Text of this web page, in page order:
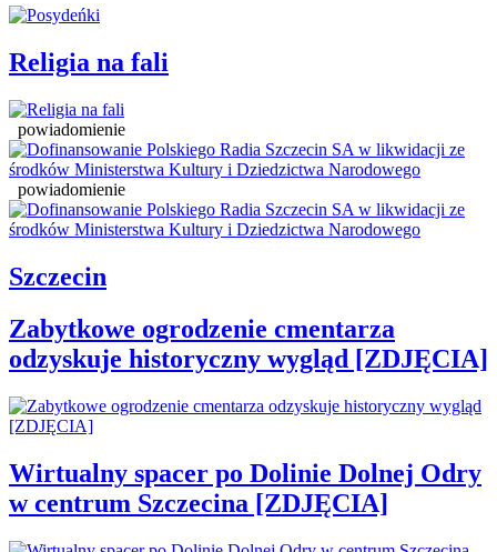
Religia na fali
powiadomienie
powiadomienie
Szczecin
Zabytkowe ogrodzenie cmentarza
odzyskuje historyczny wygląd [ZDJĘCIA]
Wirtualny spacer po Dolinie Dolnej Odry
w centrum Szczecina [ZDJĘCIA]